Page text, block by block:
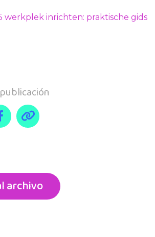
werkplek inrichten: praktische gids
archivo